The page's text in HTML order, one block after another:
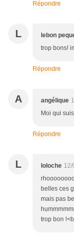
Répondre
L lebon
trop bons!
Répondre
A angélique
Moi qui
Répondre
L loloche
belles ces
mais pas
trop bon